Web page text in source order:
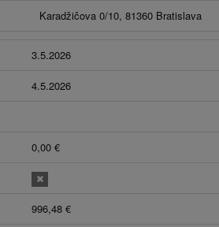
Karadžičova 0/10, 81360 Bratislava
3.5.2026
4.5.2026
0,00 €
996,48 €